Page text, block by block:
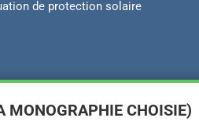
de protection solaire
MONOGRAPHIE CHOISIE)